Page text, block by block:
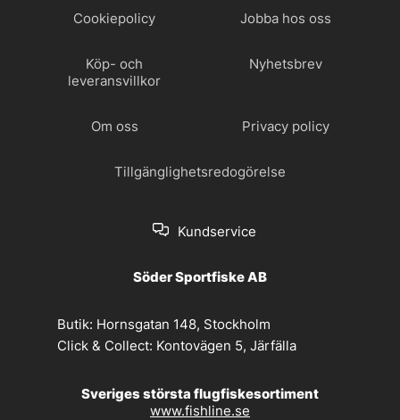
Cookiepolicy Jobba hos oss
Köp- och
leveransvillkor
Nyhetsbrev
Om oss Privacy policy
Tillgänglighetsredogörelse
Kundservice
Söder Sportfiske AB
Butik: Hornsgatan 148, Stockholm
Click & Collect: Kontovägen 5, Järfälla
Sveriges största flugfiskesortiment
www.fishline.se